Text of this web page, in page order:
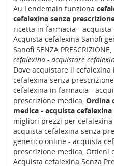
Au Lendemain funziona
cefalexina senza
ricetta in farmacia - acquista
Acquista cefalexina Sanofi
Sanofi SENZA PRESCRIZIONE,
cefalexina - acquistare
Dove acquistare il
cefalexina senza
cefalexina in farmacia -
prescrizione medica, Ordina
medica - acquista
migliori prezzi per
acquista cefalexina senza
generico online - acquista
prescrizione medica, Ottieni
Acquista cefalexina Senza